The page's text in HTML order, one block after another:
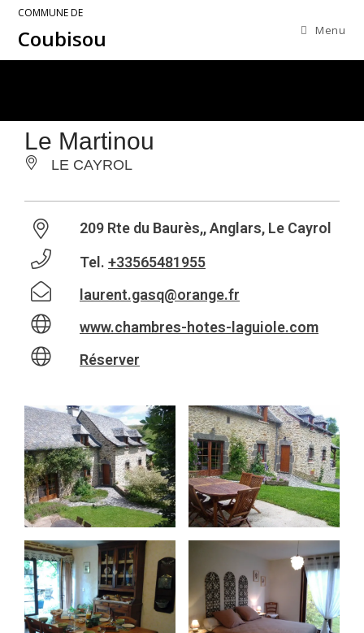
COMMUNE DE
Coubisou Menu
Le Martinou
LE CAYROL
209 Rte du Baurès,, Anglars, Le Cayrol
Tel. +33565481955
laurent.gasq@orange.fr
www.chambres-hotes-laguiole.com
Réserver